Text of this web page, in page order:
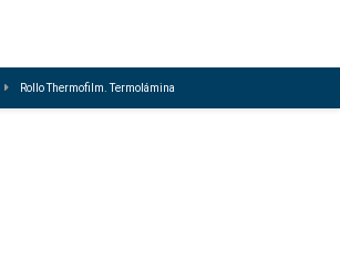
Rollo Thermofilm. Termolámina